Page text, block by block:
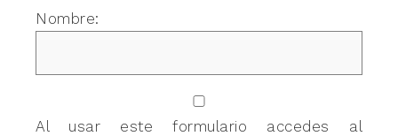
Nombre:
Al usar este formulario accedes al